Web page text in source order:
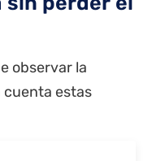
observar la
cuenta estas